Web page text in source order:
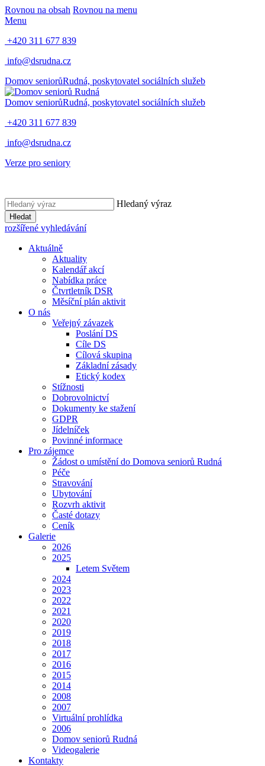
Rovnou na obsah Rovnou na menu
Menu
+420 311 677 839
info@dsrudna.cz
Domov seniorůRudná, poskytovatel sociálních služeb
Domov seniorůRudná, poskytovatel sociálních služeb
+420 311 677 839
info@dsrudna.cz
Verze pro seniory
Hledaný výraz
Hledat
rozšířené vyhledávání
Aktuálně
Aktuality
Kalendář akcí
Nabídka práce
Čtvrtletník DSR
Měsíční plán aktivit
O nás
Veřejný závazek
Poslání DS
Cíle DS
Cílová skupina
Základní zásady
Etický kodex
Stížnosti
Dobrovolnictví
Dokumenty ke stažení
GDPR
Jídelníček
Povinné informace
Pro zájemce
Žádost o umístění do Domova seniorů Rudná
Péče
Stravování
Ubytování
Rozvrh aktivit
Časté dotazy
Ceník
Galerie
2026
2025
Letem Světem
2024
2023
2022
2021
2020
2019
2018
2017
2016
2015
2014
2008
2007
Virtuální prohlídka
2006
Domov seniorů Rudná
Videogalerie
Kontakty